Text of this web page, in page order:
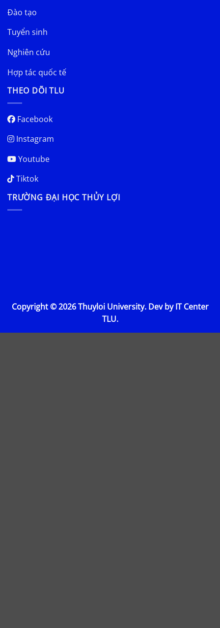
Đào tạo
Tuyển sinh
Nghiên cứu
Hợp tác quốc tế
THEO DÕI TLU
Facebook
Instagram
Youtube
Tiktok
TRƯỜNG ĐẠI HỌC THỦY LỢI
Copyright © 2026 Thuyloi University. Dev by IT Center
TLU.